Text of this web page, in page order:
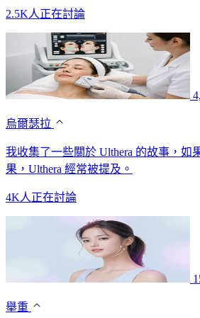
2.5K人正在討論
烏爾瑟拉
我收集了一些關於 Ulthera 的故事，如
果，Ulthera 經常被提及。
4K人正在討論
舉重